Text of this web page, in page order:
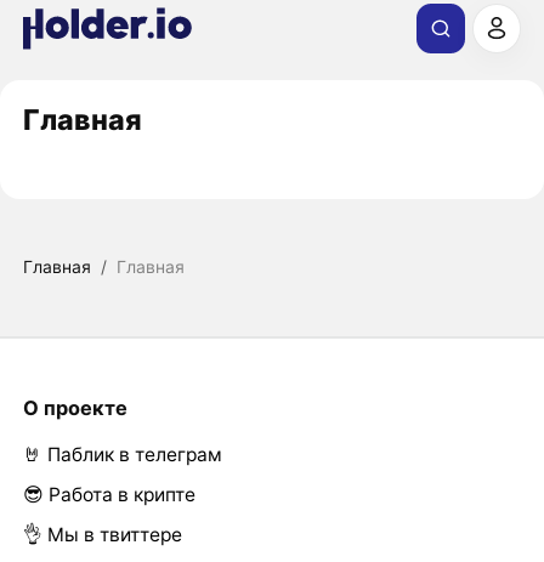
Главная
Главная / Главная
О проекте
🤘 Паблик в телеграм
😎 Работа в крипте
👌 Мы в твиттере